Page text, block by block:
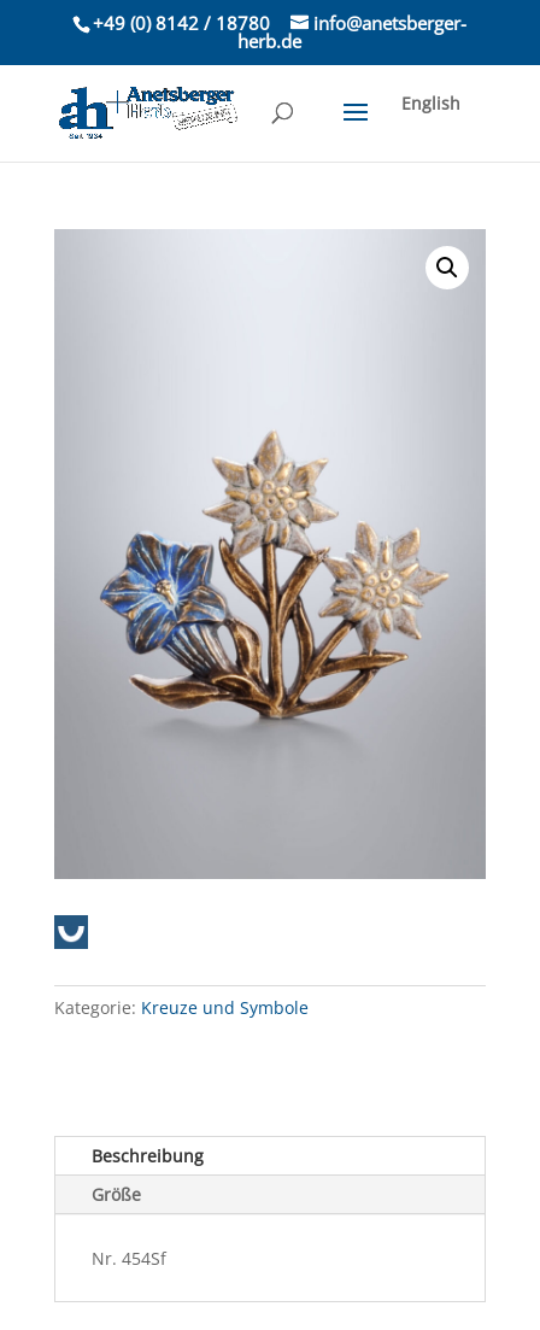
+49 (0) 8142 / 18780 info@anetsberger-
herb.de
English
Kategorie: Kreuze und Symbole
Beschreibung
Größe
Nr. 454Sf